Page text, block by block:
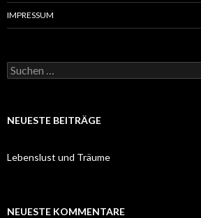
IMPRESSUM
Suchen
nach:
NEUESTE BEITRÄGE
Lebenslust und Träume
NEUESTE KOMMENTARE